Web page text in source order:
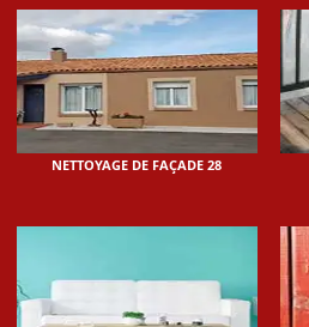
NETTOYAGE DE FAÇADE 28